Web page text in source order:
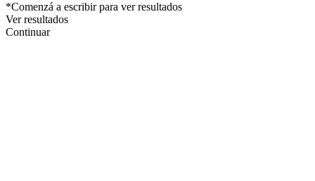
*Comenzá a escribir para ver resultados
Ver resultados
Continuar